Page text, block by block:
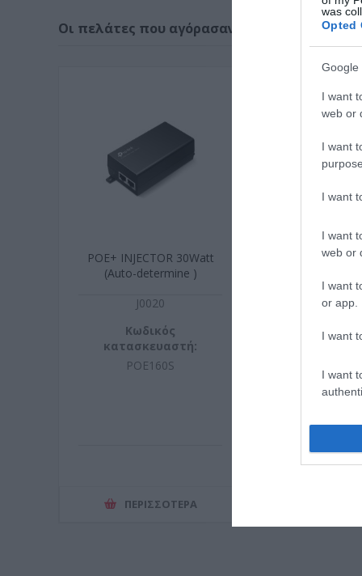
was
Opted
Google
I want
web or
I want
I want
I want
web or
I want
or app.
I want
I want
Οι πελάτες που αγόρασαν αυτό το προϊόν
POE+ INJECTOR 30Watt
(Auto-determine )
J0020
Κωδικός
κατασκευαστή:
POE160S
ΠΕΡΙΣΣΌΤΕΡΑ
Camera
J9962